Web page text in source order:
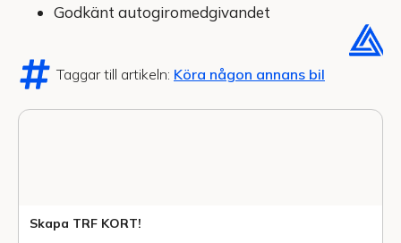
Godkänt autogiromedgivandet
Taggar till artikeln: Köra någon annans bil
Skapa TRF KORT!